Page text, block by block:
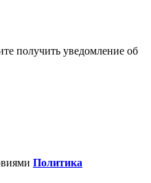
получить уведомление об
Политика